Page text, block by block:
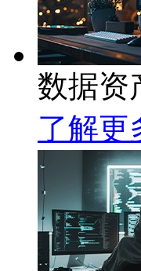
数据资
了解更